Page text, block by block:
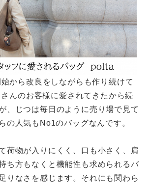
から改良をしながらも作り続けて
んのお客様に愛されてきたから続
、じつは毎日のように売り場で見て
の人気もNo1のバッグなんです。
荷物が入りにくく、口も小さく、肩
ち方もなくと機能性も求められるバ
りなさを感じます。それにも関わら